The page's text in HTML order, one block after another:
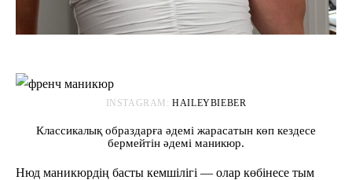
INSTAGRAM:HAILEYBIEBER
Классикалық образдарға әдемі жарасатын көп кездесе
бермейтін әдемі маникюр.
Нюд маникюрдің басты кемшілігі — олар көбінесе тым